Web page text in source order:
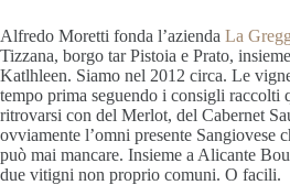
Alfredo Moretti fonda l’azienda La
Tizzana, borgo tar Pistoia e Prato,
Katlhleen. Siamo nel 2012 circa. Le
tempo prima seguendo i consigli raccolti
ritrovarsi con del Merlot, del Cabernet
ovviamente l’omni presente Sangiovese
può mai mancare. Insieme a Alicante
due vitigni non proprio comuni. O facili.